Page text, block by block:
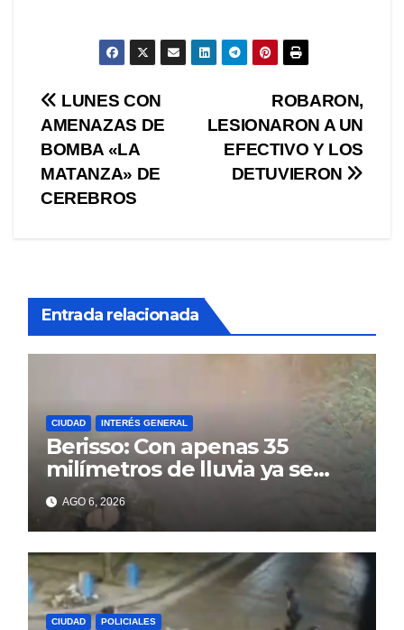
Navegación
de
entradas
ROBARON,
LESIONARON A UN
EFECTIVO Y LOS
DETUVIERON
LUNES CON
AMENAZAS DE
BOMBA «LA
MATANZA» DE
CEREBROS
Entrada relacionada
CIUDAD INTERÉS GENERAL
Berisso: Con apenas 35
milímetros de lluvia ya se
sienten los problemas
AGO 6, 2026
CIUDAD POLICIALES